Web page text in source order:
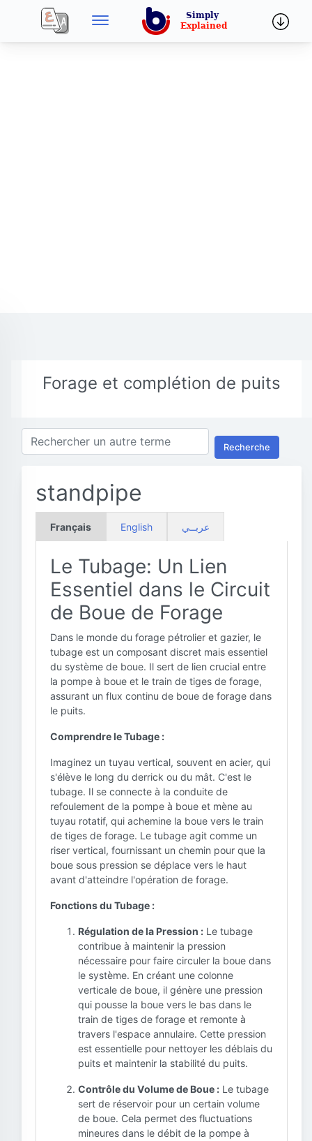
Forage et complétion de puits
Recherche
standpipe
Français English عربــي
Le Tubage: Un Lien
Essentiel dans le Circuit
de Boue de Forage
Dans le monde du forage pétrolier et gazier, le
tubage est un composant discret mais essentiel
du système de boue. Il sert de lien crucial entre
la pompe à boue et le train de tiges de forage,
assurant un flux continu de boue de forage dans
le puits.
Comprendre le Tubage :
Imaginez un tuyau vertical, souvent en acier, qui
s'élève le long du derrick ou du mât. C'est le
tubage. Il se connecte à la conduite de
refoulement de la pompe à boue et mène au
tuyau rotatif, qui achemine la boue vers le train
de tiges de forage. Le tubage agit comme un
riser vertical, fournissant un chemin pour que la
boue sous pression se déplace vers le haut
avant d'atteindre l'opération de forage.
Fonctions du Tubage :
Régulation de la Pression : Le tubage
contribue à maintenir la pression
nécessaire pour faire circuler la boue dans
le système. En créant une colonne
verticale de boue, il génère une pression
qui pousse la boue vers le bas dans le
train de tiges de forage et remonte à
travers l'espace annulaire. Cette pression
est essentielle pour nettoyer les déblais du
puits et maintenir la stabilité du puits.
Contrôle du Volume de Boue : Le tubage
sert de réservoir pour un certain volume
de boue. Cela permet des fluctuations
mineures dans le débit de la pompe à